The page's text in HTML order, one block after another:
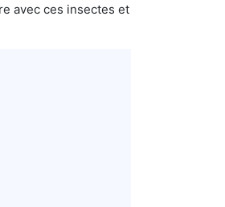
avec ces insectes et